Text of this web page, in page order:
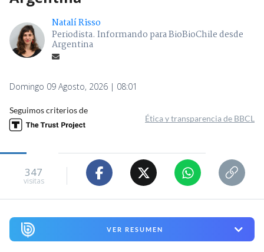
Natalí Risso
Periodista. Informando para BioBioChile desde
Argentina
Domingo 09 Agosto, 2026 | 08:01
Seguimos criterios de
Ética y transparencia de BBCL
347
visitas
VER RESUMEN